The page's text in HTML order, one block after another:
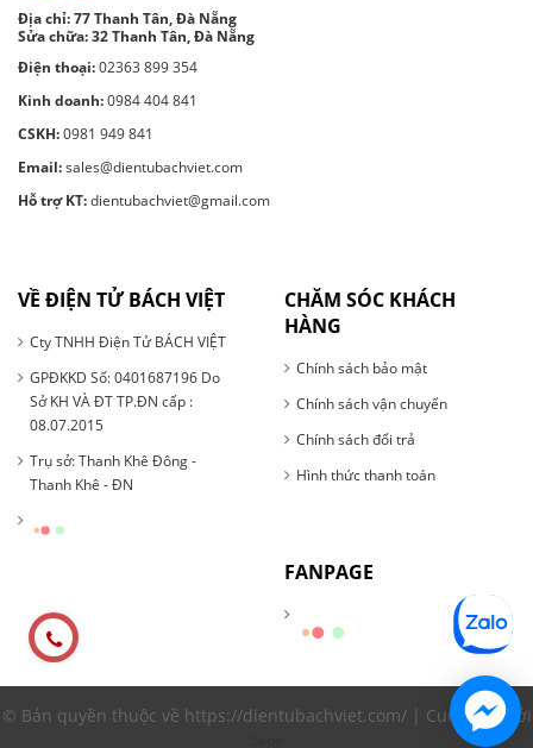
Địa chỉ:77 Thanh Tân, Đà Nẵng
Sửa chữa: 32 Thanh Tân, Đà Nẵng
Điện thoại:02363 899 354
Kinh doanh:0984 404 841
CSKH:0981 949 841
Email:sales@dientubachviet.com
Hỗ trợ KT:dientubachviet@gmail.com
VỀ ĐIỆN TỬ BÁCH VIỆT
Cty TNHH Điện Tử BÁCH VIỆT
GPĐKKD Số: 0401687196 Do
Sở KH VÀ ĐT TP.ĐN cấp :
08.07.2015
Trụ sở: Thanh Khê Đông -
Thanh Khê - ĐN
CHĂM SÓC KHÁCH
HÀNG
Chính sách bảo mật
Chính sách vận chuyển
Chính sách đổi trả
Hình thức thanh toán
FANPAGE
© Bản quyền thuộc về https://dientubachviet.com/ | Cung cấp bởi